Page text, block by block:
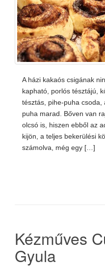
A házi kakaós csigának
kapható, porlós tésztájú,
tésztás, pihe-puha
puha marad. Bőven van
olcsó is, hiszen ebből az
kijön, a teljes bekerülési
számolva, még egy […]
Kézműves
Gyula